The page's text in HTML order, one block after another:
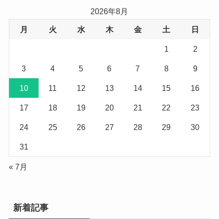
2026年8月
月 火 水 木 金 土 日
1 2
3 4 5 6 7 8 9
10 11 12 13 14 15 16
17 18 19 20 21 22 23
24 25 26 27 28 29 30
31
« 7月
新着記事